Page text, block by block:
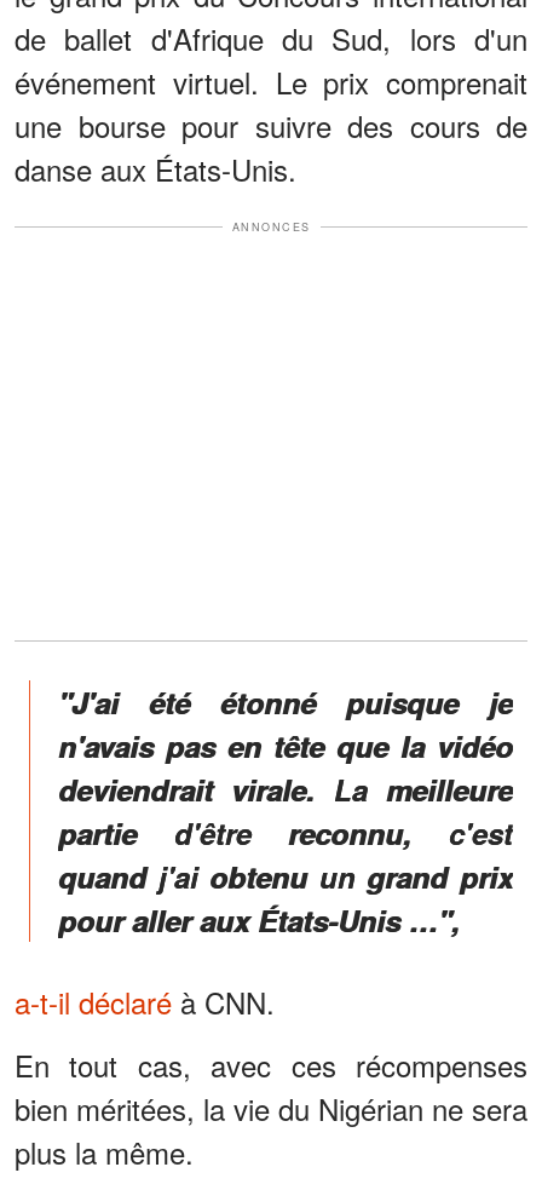
de ballet d'Afrique du Sud, lors d'un
événement virtuel. Le prix comprenait
une bourse pour suivre des cours de
danse aux États-Unis.
ANNONCES
"J'ai été étonné puisque je
n'avais pas en tête que la vidéo
deviendrait virale. La meilleure
partie d'être reconnu, c'est
quand j'ai obtenu un grand prix
pour aller aux États-Unis …",
a-t-il déclaré à CNN.
En tout cas, avec ces récompenses
bien méritées, la vie du Nigérian ne sera
plus la même.